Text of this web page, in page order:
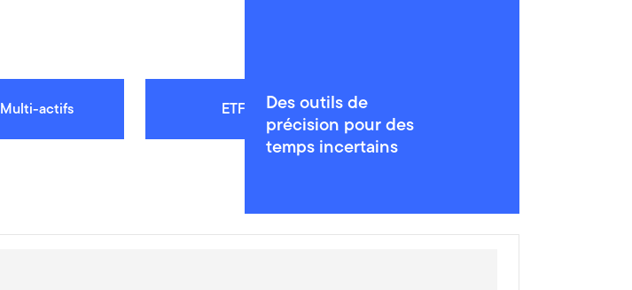
Des outils de
précision pour des
temps incertains
Multi-actifs ETF